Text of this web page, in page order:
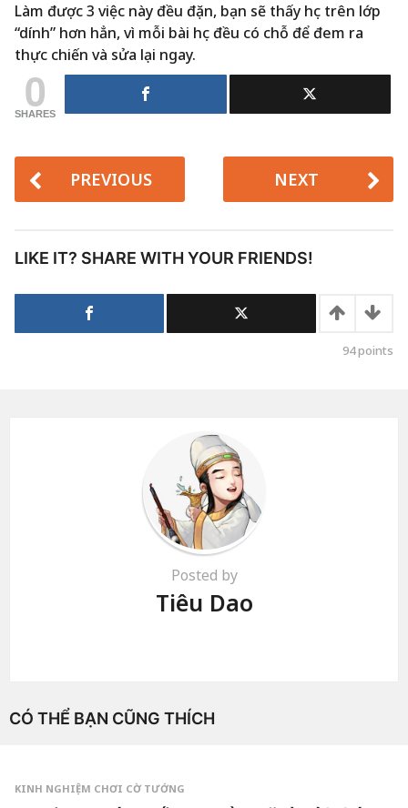
Làm được 3 việc này đều đặn, bạn sẽ thấy học trên lớp
“dính” hơn hẳn, vì mỗi bài học đều có chỗ để đem ra
thực chiến và sửa lại ngay.
0
SHARES
PREVIOUS NEXT
LIKE IT? SHARE WITH YOUR FRIENDS!
94points
Posted by
Tiêu Dao
CÓ THỂ BẠN CŨNG THÍCH
KINH NGHIỆM CHƠI CỜ TƯỚNG